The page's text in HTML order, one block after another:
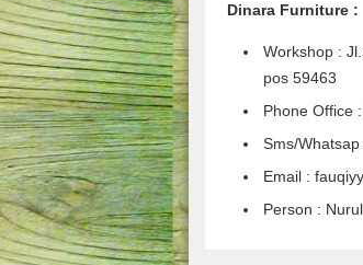
Dinara Furniture :
Workshop :
pos 59463
Phone Office
Sms/
Email :
Person :